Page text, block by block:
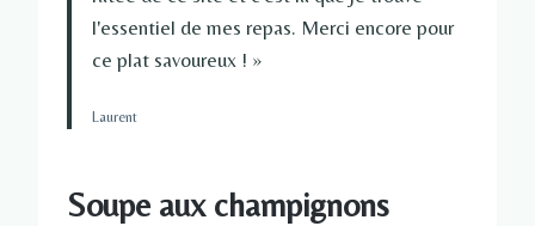
l'essentiel de mes repas. Merci encore pour
ce plat savoureux ! »
Laurent
Soupe aux champignons